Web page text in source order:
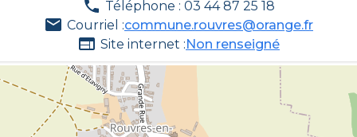
Téléphone : 03 44 87 25 18
Courriel :commune.rouvres@orange.fr
Site internet :Non renseigné